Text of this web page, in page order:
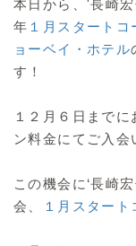
本日から、'長崎
年 １月スタートコ
ョーベイ・ホテル
す！
１２月６日まで
ン料金にてご入会
この機会に‘長崎
会、
１月スタート